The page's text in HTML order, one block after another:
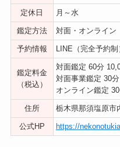
定休日 月～水
鑑定方法 対面・オンライン
予約情報 LINE（完全予約制
鑑定料金
（税込）
対面鑑定 60分
対面事業鑑定 30
オンライン鑑定
住所 栃木県那須塩原市
公式HP https://